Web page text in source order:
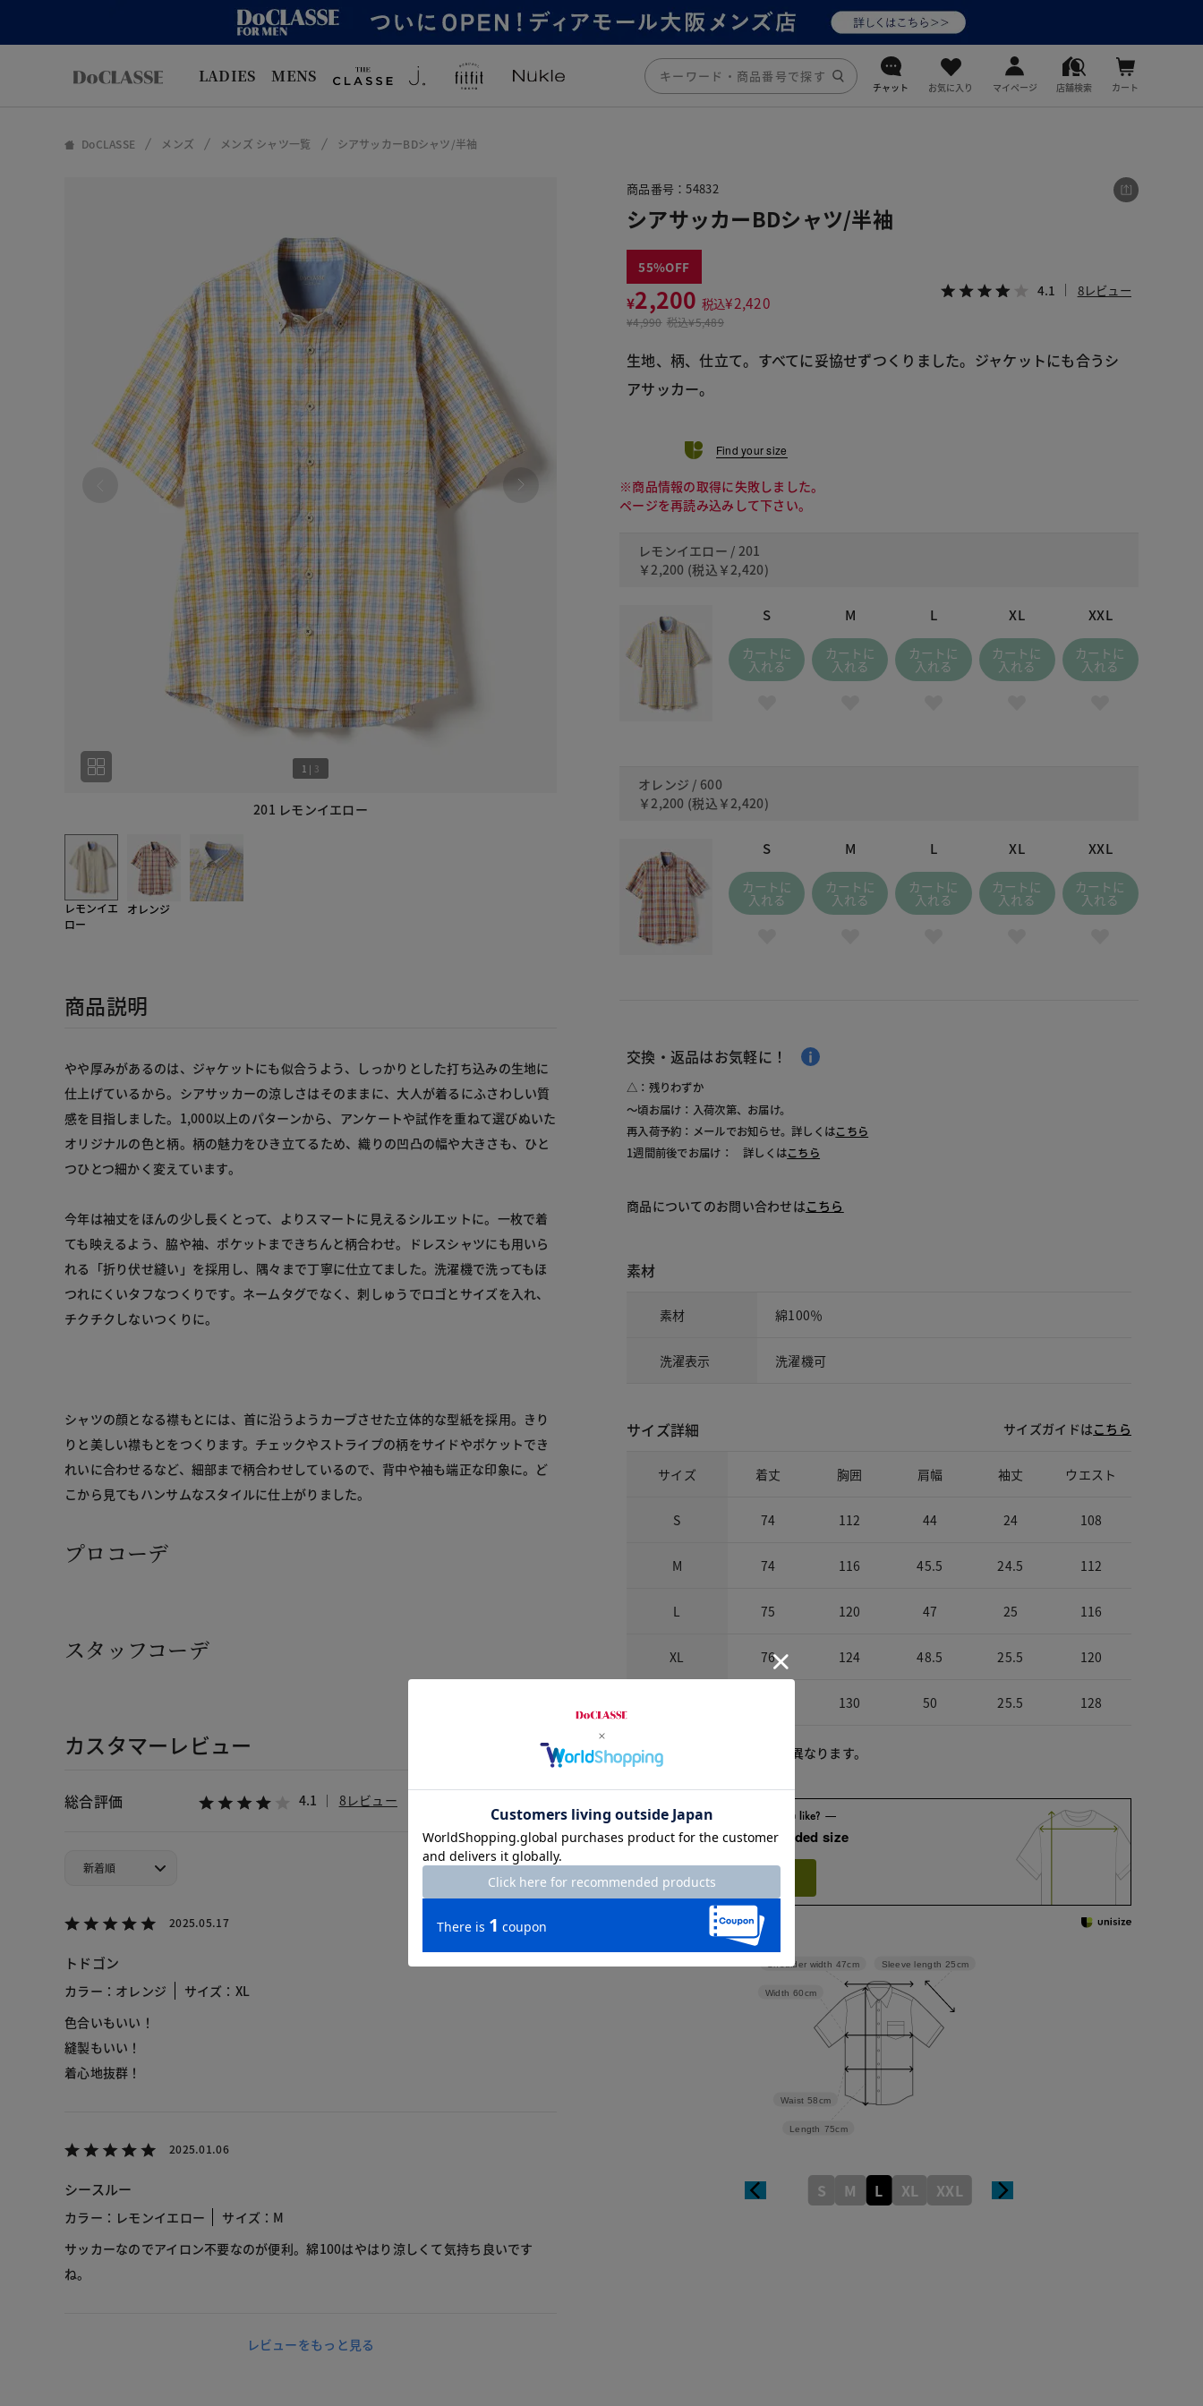
LADIES MENS
チャット お気に入り マイページ 店舗検索 カート
DoCLASSE メンズ メンズ シャツ一覧 シアサッカーBDシャツ/半袖
201 レモンイエロー 600 オレンジ
1 | 3
レモンイエ
ロー
オレンジ
商品説明
やや厚みがあるのは、ジャケットにも似合うよう、しっかりとした打ち込みの生地に
仕上げているから。シアサッカーの涼しさはそのままに、大人が着るにふさわしい質
感を目指しました。1,000以上のパターンから、アンケートや試作を重ねて選びぬいた
オリジナルの色と柄。柄の魅力をひき立てるため、織りの凹凸の幅や大きさも、ひと
つひとつ細かく変えています。
今年は袖丈をほんの少し長くとって、よりスマートに見えるシルエットに。一枚で着
ても映えるよう、脇や袖、ポケットまできちんと柄合わせ。ドレスシャツにも用いら
れる「折り伏せ縫い」を採用し、隅々まで丁寧に仕立てました。洗濯機で洗ってもほ
つれにくいタフなつくりです。ネームタグでなく、刺しゅうでロゴとサイズを入れ、
チクチクしないつくりに。
シャツの顔となる襟もとには、首に沿うようカーブさせた立体的な型紙を採用。きり
りと美しい襟もとをつくります。チェックやストライプの柄をサイドやポケットでき
れいに合わせるなど、細部まで柄合わせしているので、背中や袖も端正な印象に。ど
プロコーデ
スタッフコーデ
カスタマーレビュー
総合評価 4.1 8レビュー
2025.05.17
トドゴン
カラー：オレンジ
サイズ：XL
色合いもいい！
縫製もいい！
着心地抜群！
2025.01.06
シースルー
カラー：レモンイエロー
サイズ：M
サッカーなのでアイロン不要なのが便利。綿100はやはり涼しくて気持ち良いです
ね。
レビューをもっと見る
商品番号：54832
シアサッカーBDシャツ/半袖
55
¥2,200 税込¥2,420
¥4,990 税込¥5,489
4.1 8レビュー
生地、柄、仕立て。すべてに妥協せずつくりました。ジャケットにも合うシ
アサッカー。
Find your size
※商品情報の取得に失敗しました。
ページを再読み込みして下さい。
レモンイエロー / 201
￥2,200 (税込 ￥2,420)
S
カートに
入れる
M
カートに
入れる
L
カートに
入れる
XL
カートに
入れる
XXL
カートに
入れる
オレンジ / 600
￥2,200 (税込 ￥2,420)
S
カートに
入れる
M
カートに
入れる
L
カートに
入れる
XL
カートに
入れる
XXL
カートに
入れる
交換・返品はお気軽に！
△：残りわずか
～頃お届け：入荷次第、お届け。
再入荷予約：メールでお知らせ。詳しくはこちら
1週間前後でお届け： 詳しくはこちら
商品についてのお問い合わせはこちら
素材
素材 綿100％
洗濯表示 洗濯機可
サイズ詳細 サイズガイドはこちら
サイズ 着丈 胸囲 肩幅 袖丈 ウエスト
S 74 112 44 24 108
M 74 116 45.5 24.5 112
L 75 120 47 25 116
XL 76 124 48.5 25.5 120
130 50 25.5 128
※商品によって、柄の出方が異なります。
Check the recommended size
Try this item on
Sleeve length 25cm
Length 75cm
Waist 58cm
Width 60cm
Shoulder width 47cm
S M L XL XXL